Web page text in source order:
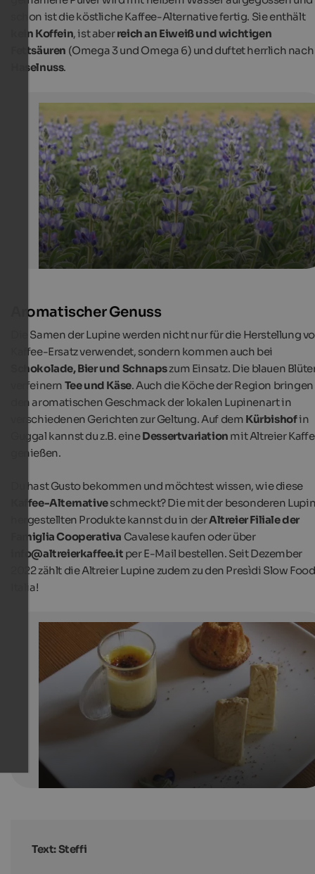
Altreier Alternative zum Kaffee
Die intensive violette Färbung der Blüte leuchtet
schön in der Sonne.
Verein der Altreier Lupinenkaffee-Anbauer
schon ist die köstliche Kaffee-Alternative fertig. Sie enthält
kein Koffein, ist aberreich an Eiweiß und wichtigen
Fettsäuren (Omega 3 und Omega 6) und duftet herrlich nach
Haselnuss.
Altreier Alternative zum Kaffee
Dessertvariation mit Altreier Kaffee.
Verein der Altreier Lupinenkaffee-Anbauer
Aromatischer Genuss
Die Samen der Lupine werden nicht nur für die Herstellung
Kaffee-Ersatz verwendet, sondern kommen auch bei
Schokolade, Bier und Schnapszum Einsatz. Die blauen
verfeinern Tee und Käse. Auch die Köche der Region bringen
den aromatischen Geschmack der lokalen Lupinenart in
verschiedenen Gerichten zur Geltung. Auf dem Kürbishofin
Guggal kannst du z.B. eineDessertvariation mit Altreier
genießen.
Du hast Gusto bekommen und möchtest wissen, wie diese
Kaffee-Alternativeschmeckt? Die mit der besonderen
hergestellten Produkte kannst du in derAltreier Filiale der
Famiglia Cooperativa Cavalese kaufen oder über
info@altreierkaffee.it per E-Mail bestellen. Seit Dezember
2022 zählt die Altreier Lupine zudem zu den Presìdi Slow Food
Italia!
Text: Steffi